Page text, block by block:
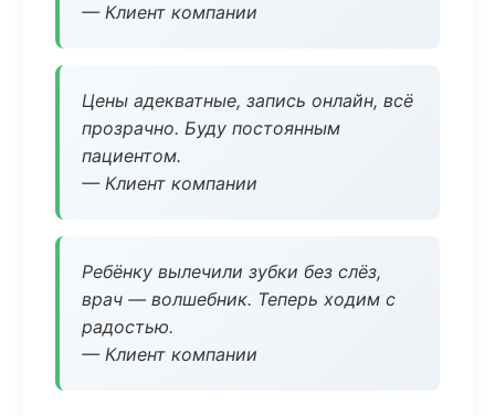
— Клиент компании
Цены адекватные, запись онлайн, всё
прозрачно. Буду постоянным
пациентом.
— Клиент компании
Ребёнку вылечили зубки без слёз,
врач — волшебник. Теперь ходим с
радостью.
— Клиент компании